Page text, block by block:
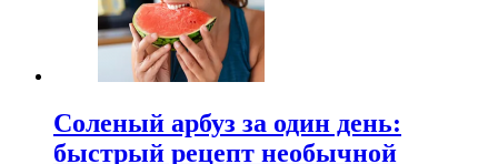
Соленый арбуз за один день:
быстрый рецепт необычной